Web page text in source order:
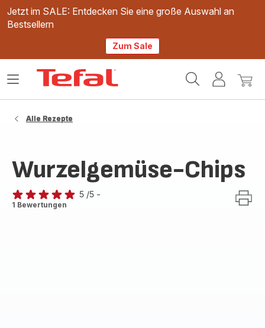
Jetzt im SALE: Entdecken Sie eine große Auswahl an
Bestsellern
Zum Sale
Mein
Mein
Das
Alle Rezepte
Wurzelgemüse-Chips
Bewertung
5 /5 -
1 Bewertungen